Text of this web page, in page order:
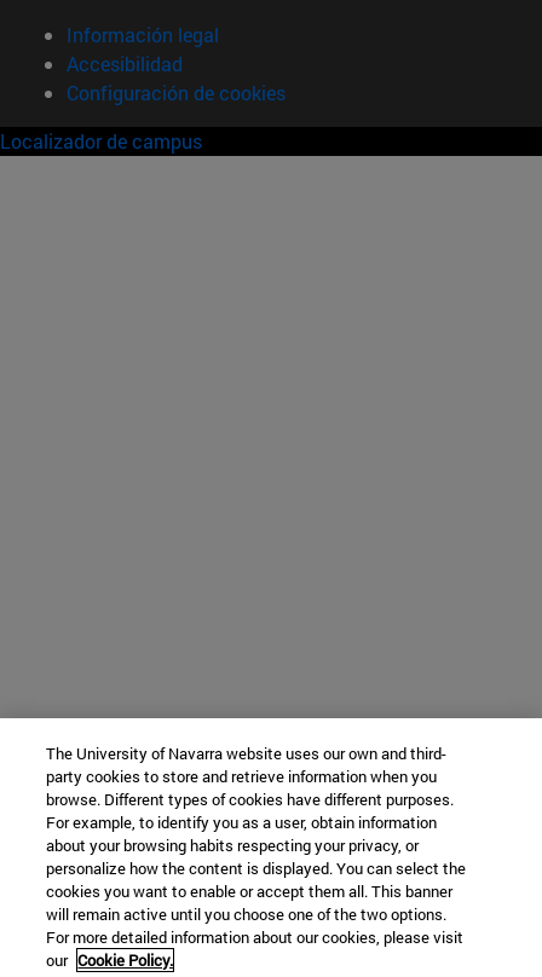
Información legal
Accesibilidad
Configuración de cookies
Localizador de campus
The University of Navarra website uses our own and third-
party cookies to store and retrieve information when you
browse. Different types of cookies have different purposes.
For example, to identify you as a user, obtain information
about your browsing habits respecting your privacy, or
personalize how the content is displayed. You can select the
cookies you want to enable or accept them all. This banner
will remain active until you choose one of the two options.
For more detailed information about our cookies, please visit
our Cookie Policy.